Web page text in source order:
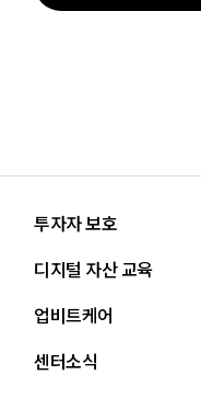
투자자 보호
올바른 투자란?
투자사기 유형과 예방
업비트 보호조치
디지털 자산 교육
교육
조사·연구
업비트케어
서비스안내
센터소식